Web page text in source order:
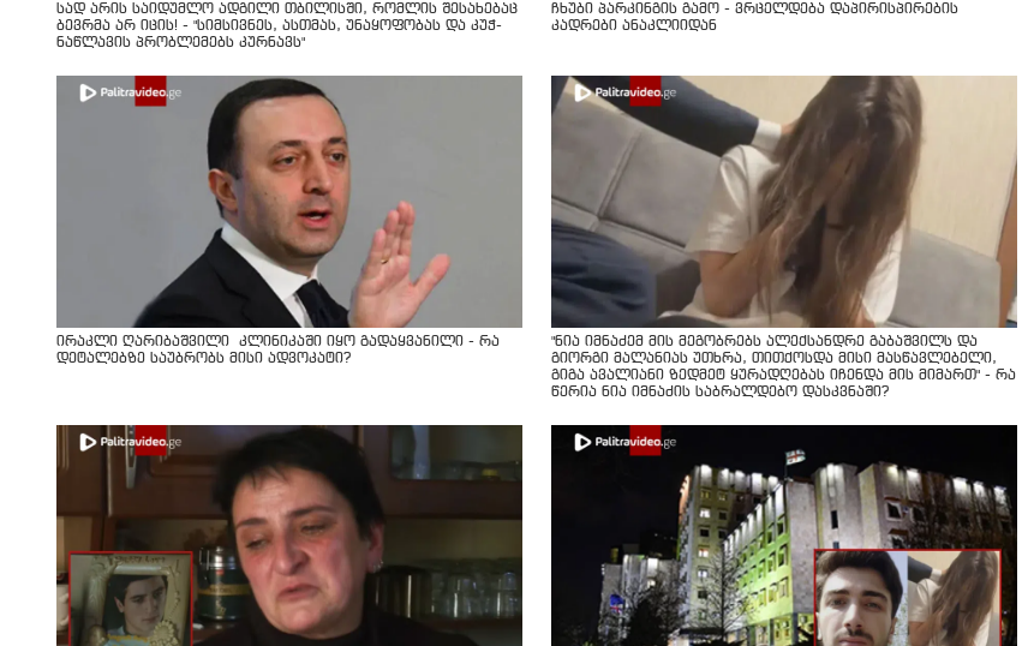
სად არის საიდუმლო ადგილი თბილისში, რომლის შესახებაც
ბევრმა არ იცის! - "სიმსივნეს, ასთმას, უნაყოფობას და კუჭ-
ნაწლავის პრობლემებს კურნავს"
ჩხუბი პარკინგის გამო - ვრცელდება დაპირისპირების
კადრები ანაკლიიდან
ირაკლი ღარიბაშვილი კლინიკაში იყო გადაყვანილი - რა
დეტალებზე საუბრობს მისი ადვოკატი?
"ნია იმნაძემ მის მეგობრებს ალექსანდრე გაბაშვილს და
გიორგი მალანიას უთხრა, თითქოსდა მისი მასწავლებელი,
გიგა ავალიანი ზედმეტ ყურადღებას იჩენდა მის მიმართ" - რა
წერია ნია იმნაძის საბრალდებო დასკვნაში?